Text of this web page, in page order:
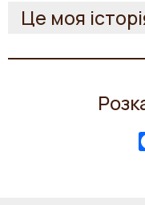
Це моя